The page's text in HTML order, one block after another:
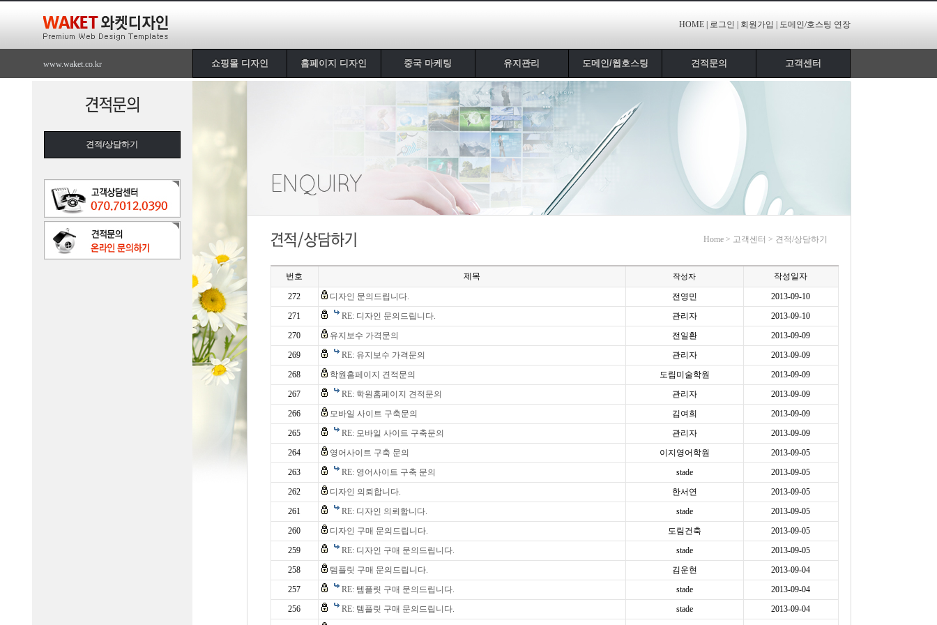
HOME | 로그인 | 회원가입 | 도메인/호스팅 연장
www.waket.co.kr 쇼핑몰 디자인 홈페이지 디자인 중국 마케팅 유지관리 도메인/웹호스팅 견적문의 고객센터
견적/상담하기
Home > 고객센터 > 견적/상담하기
번호 제목 작성자 작성일자
272 디자인 문의드립니다. 전영민
2013-09-10
271
RE: 디자인 문의드립니다. 관리자
2013-09-10
270
유지보수 가격문의 전일환
2013-09-09
269
RE: 유지보수 가격문의 관리자
2013-09-09
268
학원홈페이지 견적문의 도림미술학원
2013-09-09
267
RE: 학원홈페이지 견적문의 관리자
2013-09-09
266
모바일 사이트 구축문의 김여희
2013-09-09
265
RE: 모바일 사이트 구축문의 관리자
2013-09-09
264
영어사이트 구축 문의 이지영어학원
2013-09-05
263
RE: 영어사이트 구축 문의 stade
2013-09-05
262
디자인 의뢰합니다. 한서연
2013-09-05
261
RE: 디자인 의뢰합니다. stade
2013-09-05
260
디자인 구매 문의드립니다. 도림건축
2013-09-05
259
RE: 디자인 구매 문의드립니다. stade
2013-09-05
258
템플릿 구매 문의드립니다. 김운현
2013-09-04
257
RE: 템플릿 구매 문의드립니다. stade
2013-09-04
256
RE: 템플릿 구매 문의드립니다. stade
2013-09-04